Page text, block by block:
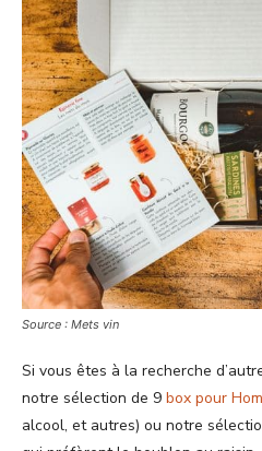
Source : Mets vin
Si vous êtes à la recherche
notre sélection de 9 box pour
alcool, et autres) ou notre